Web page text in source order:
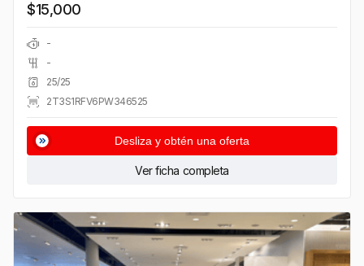
$15,000
-
-
25/25
2T3S1RFV6PW346525
Desliza y obtén una oferta
Ver ficha completa